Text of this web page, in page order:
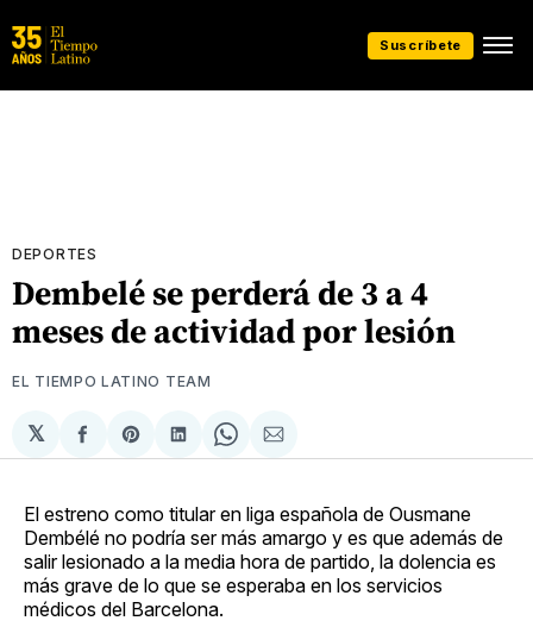
Suscríbete
DEPORTES
Dembelé se perderá de 3 a 4
meses de actividad por lesión
EL TIEMPO LATINO TEAM
𝕏
Compartir
en
Share
on
Compartir
en
Share
on
Compartir
via
El estreno como titular en liga española de Ousmane
Dembélé no podría ser más amargo y es que además de
salir lesionado a la media hora de partido, la dolencia es
más grave de lo que se esperaba en los servicios
médicos del Barcelona.